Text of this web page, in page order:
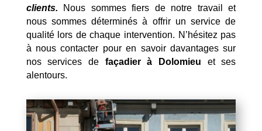
clients. Nous sommes fiers de notre travail et
nous sommes déterminés à offrir un service de
qualité lors de chaque intervention. N’hésitez pas
à nous contacter pour en savoir davantages sur
nos services de façadier à Dolomieu et ses
alentours.